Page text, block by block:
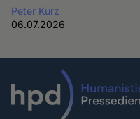
Peter Kurz
06.07.2026